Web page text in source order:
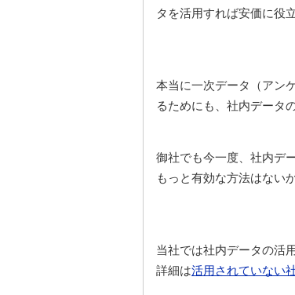
タを活用すれば安価に役
本当に一次データ（アン
るためにも、社内データ
御社でも今一度、社内デ
もっと有効な方法はない
当社では社内データの活
詳細は活用されていない